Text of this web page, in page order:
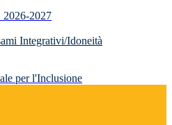
2026-2027
Integrativi/Idoneità
per l'Inclusione